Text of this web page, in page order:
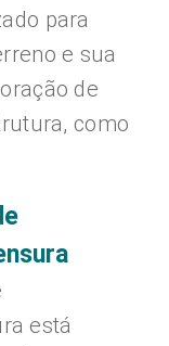
para
e sua
de
como
está